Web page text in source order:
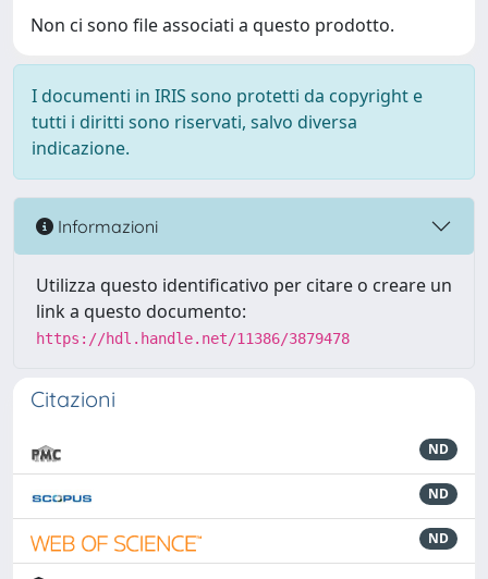
Non ci sono file associati a questo prodotto.
I documenti in IRIS sono protetti da copyright e
tutti i diritti sono riservati, salvo diversa
indicazione.
Informazioni
Utilizza questo identificativo per citare o creare un
link a questo documento:
https://hdl.handle.net/11386/3879478
Citazioni
ND
ND
ND